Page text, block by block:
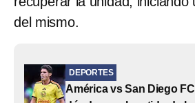
del mismo.
DEPORTES
América vs San Diego